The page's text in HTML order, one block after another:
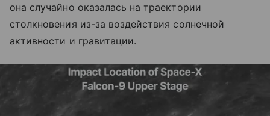
она случайно оказалась на траектории
столкновения из-за воздействия солнечной
активности и гравитации.